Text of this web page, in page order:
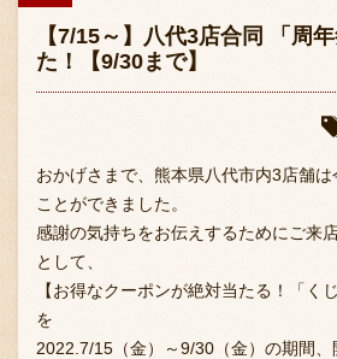
【7/15～】八代3店合同 「周
た！【9/30まで】
おかげさまで、熊本県八代市内3店舗
ことができました。
感謝の気持ちをお伝えするためにご来
として、
【お得なクーポンが絶対当たる！「く
を
2022.7/15（金）～9/30（金）の期間、